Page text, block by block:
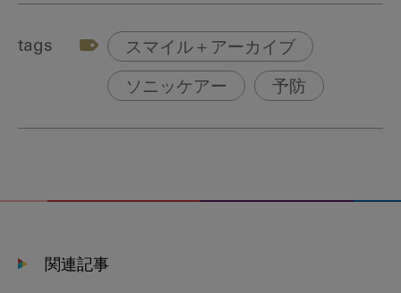
tags スマイル＋アーカイブ
ソニッケアー 予防
関連記事